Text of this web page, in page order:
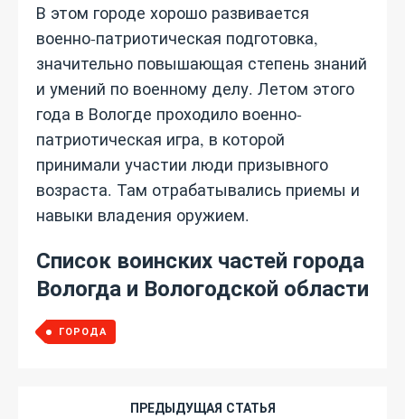
В этом городе хорошо развивается
военно-патриотическая подготовка,
значительно повышающая степень знаний
и умений по военному делу. Летом этого
года в Вологде проходило военно-
патриотическая игра, в которой
принимали участии люди призывного
возраста. Там отрабатывались приемы и
навыки владения оружием.
Список воинских частей города
Вологда и Вологодской области
ГОРОДА
ПРЕДЫДУЩАЯ СТАТЬЯ